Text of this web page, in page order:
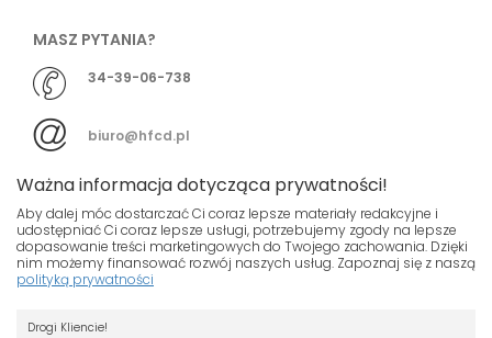
MASZ PYTANIA?
34-39-06-738
biuro@hfcd.pl
© HFCD - HF Centrum Dystrybucyjne- Wszelkie prawa
Ważna informacja dotycząca prywatności!
Aby dalej móc dostarczać Ci coraz lepsze materiały redakcyjne i
udostępniać Ci coraz lepsze usługi, potrzebujemy zgody na lepsze
dopasowanie treści marketingowych do Twojego zachowania. Dzięki
nim możemy finansować rozwój naszych usług. Zapoznaj się z naszą
polityką prywatności
Drogi Kliencie!